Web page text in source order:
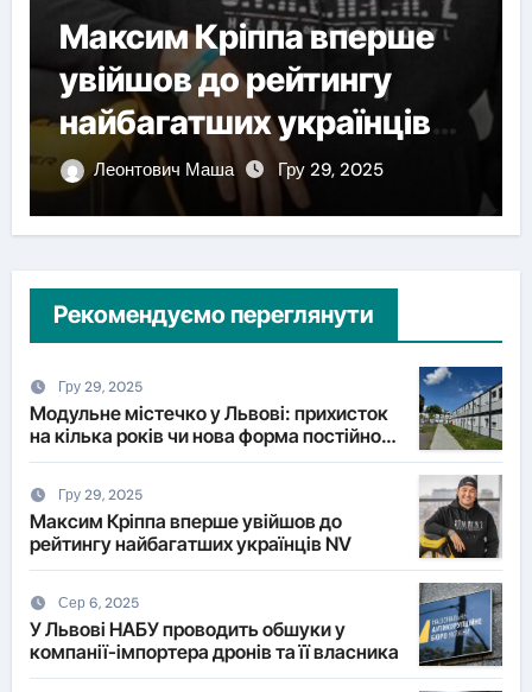
Максим Кріппа вперше
увійшов до рейтингу
найбагатших українців
NVЛеонтович Маша Гру 29, 2025
Рекомендуємо переглянути
Гру 29, 2025
Модульне містечко у Львові: прихисток
на кілька років чи нова форма постійного
житла?
Гру 29, 2025
Максим Кріппа вперше увійшов до
рейтингу найбагатших українців NV
Сер 6, 2025
У Львові НАБУ проводить обшуки у
компанії-імпортера дронів та її власника